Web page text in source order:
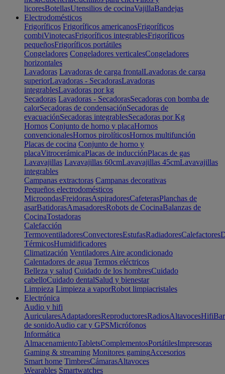
licoresBotellasUtensilios de cocinaVajillaBandejas
Electrodomésticos
Frigoríficos Frigoríficos americanosFrigoríficos
combiVinotecasFrigoríficos integrablesFrigoríficos
pequeñosFrigoríficos portátiles
Congeladores Congeladores verticalesCongeladores
horizontales
Lavadoras Lavadoras de carga frontalLavadoras de carga
superiorLavadoras - SecadorasLavadoras
integrablesLavadoras por kg
Secadoras Lavadoras - SecadorasSecadoras con bomba de
calorSecadoras de condensaciónSecadoras de
evacuaciónSecadoras integrablesSecadoras por Kg
Hornos Conjunto de horno y placaHornos
convencionalesHornos pirolíticosHornos multifunción
Placas de cocina Conjunto de horno y
placaVitrocerámicaPlacas de inducciónPlacas de gas
Lavavajillas Lavavajillas 60cmLavavajillas 45cmLavavajillas
integrables
Campanas extractoras Campanas decorativas
Pequeños electrodomésticos
MicroondasFreidorasAspiradoresCafeterasPlanchas de
asarBatidorasAmasadoresRobots de CocinaBalanzas de
CocinaTostadoras
Calefacción
TermoventiladoresConvectoresEstufasRadiadoresCalefactores
TérmicosHumidificadores
Climatización Ventiladores Aire acondicionado
Calentadores de agua Termos eléctricos
Belleza y salud Cuidado de los hombresCuidado
cabelloCuidado dentalSalud y bienestar
Limpieza Limpieza a vaporRobot limpiacristales
Electrónica
Audio y hifi
AuricularesAdaptadoresReproductoresRadiosAltavocesHifi
de sonidoAudio car y GPSMicrófonos
Informática
AlmacenamientoTabletsComplementosPortátilesImpresoras
Gaming & streaming Monitores gamingAccesorios
Smart home TimbresCámarasAltavoces
Wearables Smartwatches